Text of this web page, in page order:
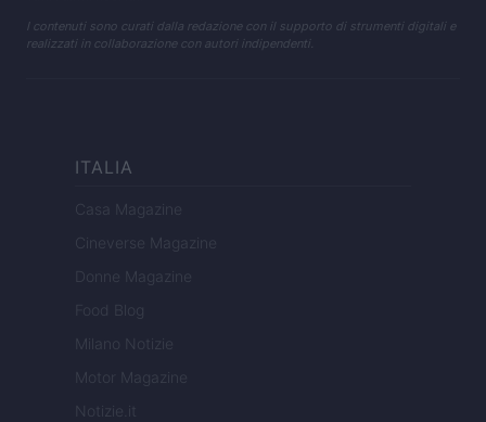
I contenuti sono curati dalla redazione con il supporto di strumenti digitali e
realizzati in collaborazione con autori indipendenti.
ITALIA
Casa Magazine
Cineverse Magazine
Donne Magazine
Food Blog
Milano Notizie
Motor Magazine
Notizie.it